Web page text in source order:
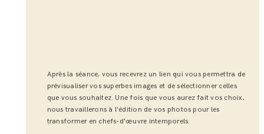
Après la séance, vous recevrez un lien qui vous permettra de
prévisualiser vos superbes images et de sélectionner celles
que vous souhaitez. Une fois que vous aurez fait vos choix,
nous travaillerons à l'édition de vos photos pour les
transformer en chefs-d'œuvre intemporels.